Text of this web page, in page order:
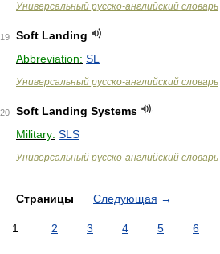
Универсальный русско-английский словарь
19
Soft Landing
Abbreviation: SL
Универсальный русско-английский словарь
20
Soft Landing Systems
Military: SLS
Универсальный русско-английский словарь
Страницы Следующая →
1 2 3 4 5 6